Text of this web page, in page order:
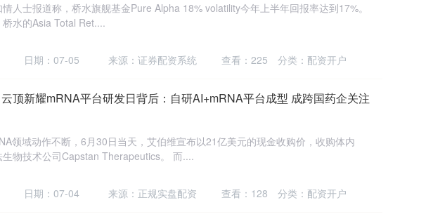
人士报道称，桥水旗舰基金Pure Alpha 18% volatility今年上半年回报率达到17%。
水的Asia Total Ret....
日期：07-05 来源：证券配资系统 查看：225 分类： 配资开户
顶新耀mRNA平台研发日背后：自研AI+mRNA平台成型 成跨国药企关注
领域动作不断，6月30日当天，艾伯维宣布以21亿美元的现金收购价，收购体内
生物技术公司Capstan Therapeutics。 而....
日期：07-04 来源：正规实盘配资 查看： 128 分类： 配资开户